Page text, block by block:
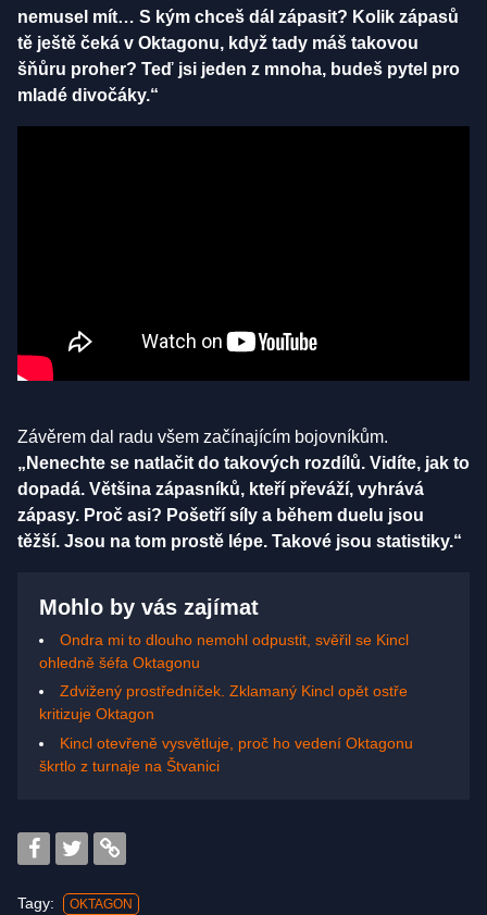
nemusel mít… S kým chceš dál zápasit? Kolik zápasů
tě ještě čeká v Oktagonu, když tady máš takovou
šňůru proher? Teď jsi jeden z mnoha, budeš pytel pro
mladé divočáky.“
Závěrem dal radu všem začínajícím bojovníkům.
„Nenechte se natlačit do takových rozdílů. Vidíte, jak to
dopadá. Většina zápasníků, kteří převáží, vyhrává
zápasy. Proč asi? Pošetří síly a během duelu jsou
těžší. Jsou na tom prostě lépe. Takové jsou statistiky.“
Mohlo by vás zajímat
Ondra mi to dlouho nemohl odpustit, svěřil se Kincl
ohledně šéfa Oktagonu
Zdvižený prostředníček. Zklamaný Kincl opět ostře
kritizuje Oktagon
Kincl otevřeně vysvětluje, proč ho vedení Oktagonu
škrtlo z turnaje na Štvanici
Tagy: OKTAGON